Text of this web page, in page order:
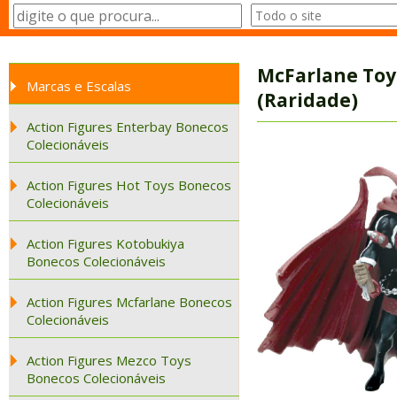
Marcas e Escalas
Action Figures Enterbay Bonecos
Colecionáveis
Action Figures Hot Toys Bonecos
Colecionáveis
Action Figures Kotobukiya
Bonecos Colecionáveis
Action Figures Mcfarlane Bonecos
Colecionáveis
Action Figures Mezco Toys
Bonecos Colecionáveis
McFarlane
(Raridade)